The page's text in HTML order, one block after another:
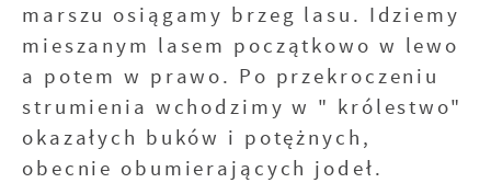
marszu osiągamy brzeg lasu. Idziemy
mieszanym lasem początkowo w lewo
a potem w prawo. Po przekroczeniu
strumienia wchodzimy w " królestwo"
okazałych buków i potężnych,
obecnie obumierających jodeł.